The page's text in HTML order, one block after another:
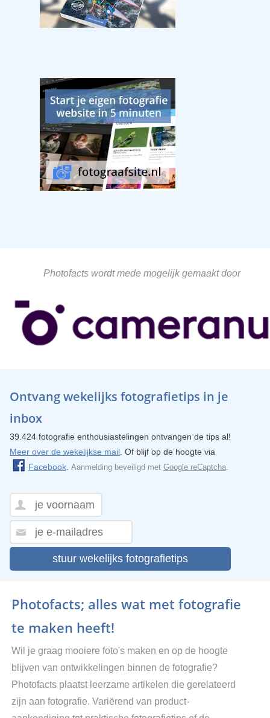
Photofacts wordt mede mogelijk gemaakt door
Ontvang wekelijks fotografietips in je
inbox
39.424 fotografie enthousiastelingen ontvangen de tips al!
Meer over de wekelijkse mail. Of blijf op de hoogte via
Facebook. Aanmelding beveiligd met Google reCaptcha.
stuur wekelijks fotografietips
Photofacts; alles wat met fotografie
te maken heeft!
Wil je graag mooiere foto's maken en op de hoogte
blijven van ontwikkelingen binnen de fotografie?
Photofacts plaatst leerzame artikelen die gerelateerd
zijn aan fotografie. Variërend van product-